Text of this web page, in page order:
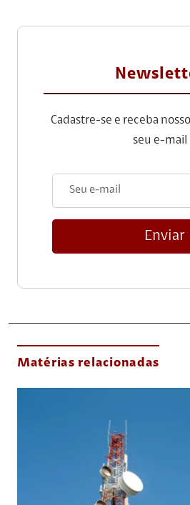
Cadastre-se e receba
seu e-mail
Enviar
Matérias relacionadas